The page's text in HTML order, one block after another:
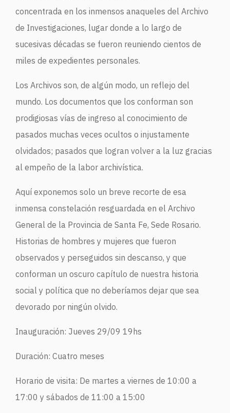
concentrada en los inmensos anaqueles del Archivo
de Investigaciones, lugar donde a lo largo de
sucesivas décadas se fueron reuniendo cientos de
miles de expedientes personales.
Los Archivos son, de algún modo, un reflejo del
mundo. Los documentos que los conforman son
prodigiosas vías de ingreso al conocimiento de
pasados muchas veces ocultos o injustamente
olvidados; pasados que logran volver a la luz gracias
al empeño de la labor archivística.
Aquí exponemos solo un breve recorte de esa
inmensa constelación resguardada en el Archivo
General de la Provincia de Santa Fe, Sede Rosario.
Historias de hombres y mujeres que fueron
observados y perseguidos sin descanso, y que
conforman un oscuro capítulo de nuestra historia
social y política que no deberíamos dejar que sea
devorado por ningún olvido.
Inauguración: Jueves 29/09 19hs
Duración: Cuatro meses
Horario de visita: De martes a viernes de 10:00 a
17:00 y sábados de 11:00 a 15:00